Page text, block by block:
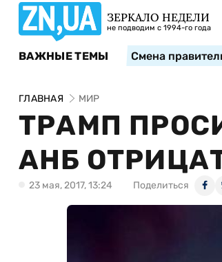
ЗЕРКАЛО НЕДЕЛИ
не подводим с 1994-го года
ВАЖНЫЕ ТЕМЫ Смена
ГЛАВНАЯ МИР
ТРАМП
АНБ
23 мая, 2017, 13:24 Поделиться